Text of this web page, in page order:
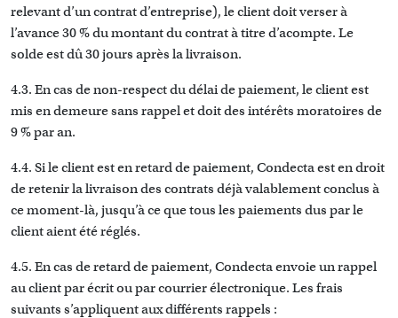
relevant d’un contrat d’entreprise), le client doit verser à
l’avance 30 % du montant du contrat à titre d’acompte. Le
solde est dû 30 jours après la livraison.
4.3. En cas de non-respect du délai de paiement, le client est
mis en demeure sans rappel et doit des intérêts moratoires de
9 % par an.
4.4. Si le client est en retard de paiement, Condecta est en droit
de retenir la livraison des contrats déjà valablement conclus à
ce moment-là, jusqu’à ce que tous les paiements dus par le
client aient été réglés.
4.5. En cas de retard de paiement, Condecta envoie un rappel
au client par écrit ou par courrier électronique. Les frais
suivants s’appliquent aux différents rappels :